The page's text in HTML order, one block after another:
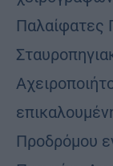
Παλαίφατες
Προδρόμου